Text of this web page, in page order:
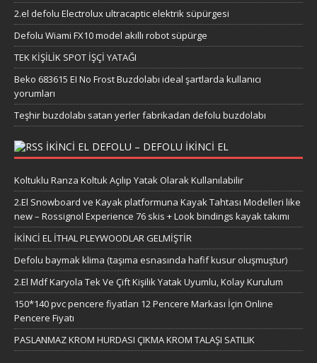
2.el defolu Electrolux ultracaptic elektrik süpürgesi
Defolu Wiami FX10 model akıllı robot süpürge
TEK KİŞİLİK SPOT İŞÇİ YATAĞI
Beko 683615 EI No Frost Buzdolabı ideal şartlarda kullanıcı
yorumları
Teşhir buzdolabı satan yerler fabrikadan defolu buzdolabı
IKINCI EL DEFOLU – DEFOLU IKINCI EL
Koltuklu Ranza Koltuk Açılıp Yatak Olarak Kullanılabilir
2.El Snowboard ve Kayak platformuna Kayak Tahtası Modelleri like
new – Rossignol Experience 76 skis + Look bindings kayak takımı
İKİNCİ EL İTHAL PLEYWOODLAR GELMİŞTİR
Defolu baymak klima (taşıma esnasında hafif kusur oluşmuştur)
2.El Mdf Karyola Tek Ve Çift Kişilik Yatak Uyumlu, Kolay Kurulum
150*140 pvc pencere fiyatları 12 Pencere Markası İçin Online
Pencere Fiyatı
PASLANMAZ KROM HURDASI ÇIKMA KROM TALAŞI SATILIK